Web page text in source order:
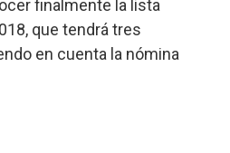
finalmente la lista
que tendrá tres
en cuenta la nómina